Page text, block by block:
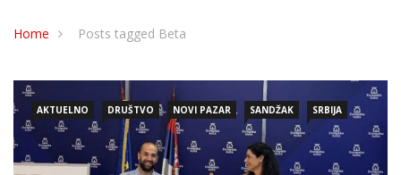
Home Posts tagged Beta
AKTUELNO DRUŠTVO NOVI PAZAR SANDŽAK SRBIJA